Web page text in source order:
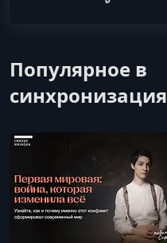
Популярное в
синхронизация